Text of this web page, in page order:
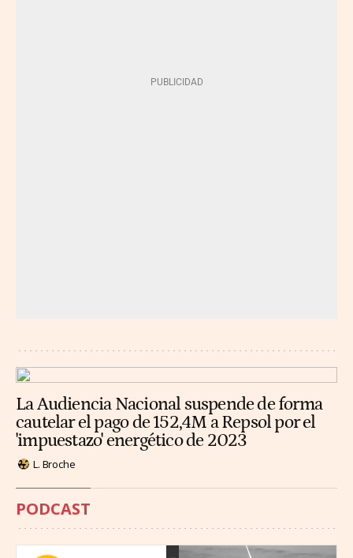
La Audiencia Nacional suspende de forma
cautelar el pago de 152,4M a Repsol por el
'impuestazo' energético de 2023
L. Broche
PODCAST